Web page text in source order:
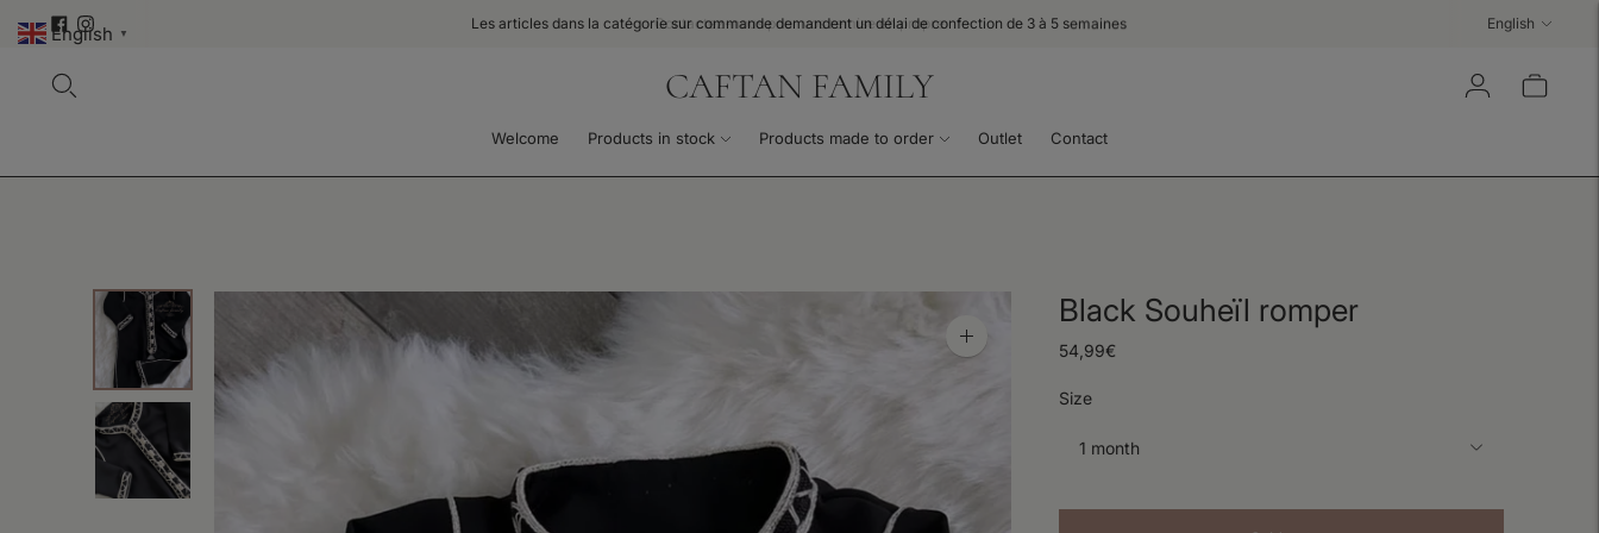
Les articles dans la catégorie sur commande demandent un délai de confection de 3 à 5 semaines Language
English
CAFTAN FAMILY
Welcome Products in stock Products made to order Outlet Contact
Zoom
image
Black Souheïl romper
54,99€
Size
English ▼